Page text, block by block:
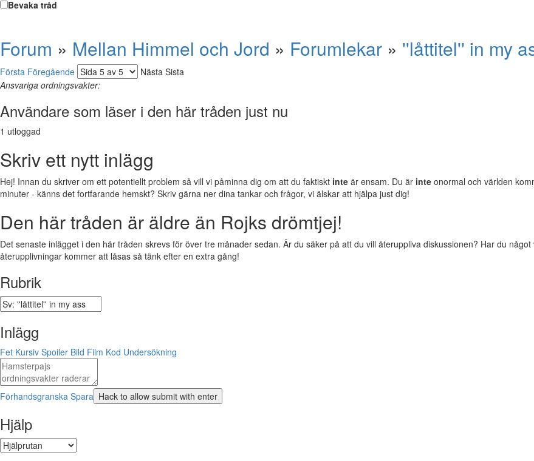
Bevaka tråd
Forum » Mellan Himmel och Jord » Forumlekar » ''låttitel'' in my
Första Föregående Nästa Sista
Ansvariga ordningsvakter:
Användare som läser i den här tråden just nu
1 utloggad
Skriv ett nytt inlägg
Hej! Innan du skriver om ett potentiellt problem så vill vi påminna dig om att du faktiskt inte är ensam. Du är inte onormal och världen
minuter - känns det fortfarande hemskt? Skriv gärna ner dina tankar och frågor, vi älskar att hjälpa just dig!
Den här tråden är äldre än Rojks drömtjej!
Det senaste inlägget i den här tråden skrevs för över tre månader sedan. Är du säker på att du vill återuppliva diskussionen? Har du
återupplivningar kommer att låsas så tänk efter en extra gång!
Rubrik
Inlägg
Fet Kursiv Spoiler Bild Film Kod Undersökning
Förhandsgranska Spara
Hjälp